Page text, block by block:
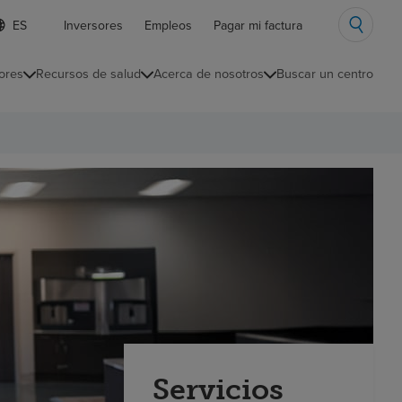
Inversores Empleos Pagar mi factura
Recursos de salud Acerca de nosotros Buscar un centro
Servicios